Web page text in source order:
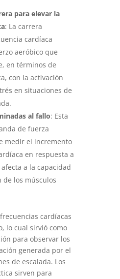
para elevar la
: La carrera
cardíaca
aeróbico que
en términos de
con la activación
en situaciones de
al fallo: Esta
de fuerza
medir el incremento
en respuesta a
a la capacidad
de los músculos
cardíacas
lo cual sirvió como
para observar los
generada por el
de escalada. Los
sirven para